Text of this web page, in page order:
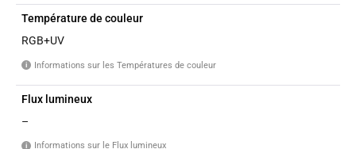
Température de couleur
RGB+UV
i Informations sur les Températures de couleur
Flux lumineux
–
i Informations sur le Flux lumineux